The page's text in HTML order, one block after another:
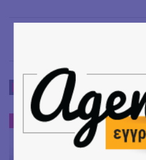
ΝΕΑ
ΝΕΑ